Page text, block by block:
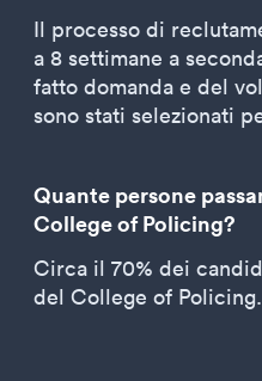
Il processo di
a 8 settimane a
fatto domanda e del
sono stati selezionati
Quante persone
College of Policing?
Circa il 70% dei
del College of Policing.